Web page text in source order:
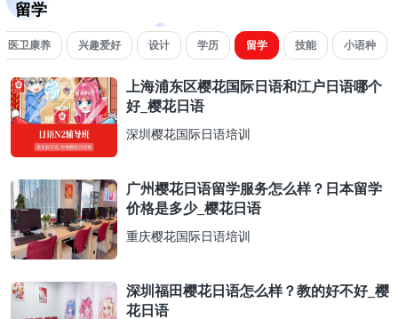
留学
医卫康养 兴趣爱好 设计 学历 留学 技能 小语种
上海浦东区樱花国际日语和江户日语哪个
好_樱花日语
深圳樱花国际日语培训
广州樱花日语留学服务怎么样？日本留学
价格是多少_樱花日语
重庆樱花国际日语培训
深圳福田樱花日语怎么样？教的好不好_樱
花日语